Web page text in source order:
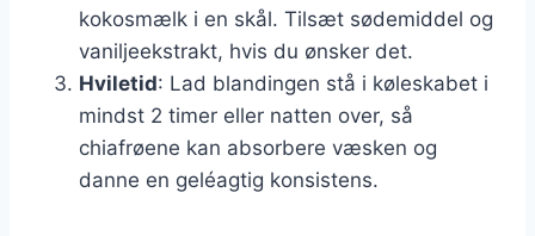
kokosmælk i en skål. Tilsæt sødemiddel og
vaniljeekstrakt, hvis du ønsker det.
Hviletid: Lad blandingen stå i køleskabet i
mindst 2 timer eller natten over, så
chiafrøene kan absorbere væsken og
danne en geléagtig konsistens.